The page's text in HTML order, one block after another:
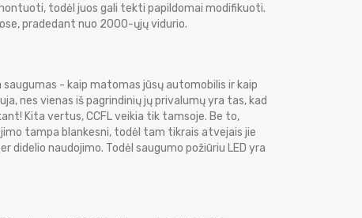
todėl juos gali tekti papildomai modifikuoti.
pradedant nuo 2000-ųjų vidurio.
- kaip matomas jūsų automobilis ir kaip
nes vienas iš pagrindinių jų privalumų yra tas, kad
Kita vertus, CCFL veikia tik tamsoje. Be to,
tampa blankesni, todėl tam tikrais atvejais jie
didelio naudojimo. Todėl saugumo požiūriu LED yra